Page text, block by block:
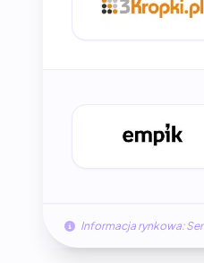
Informacja rynkowa: